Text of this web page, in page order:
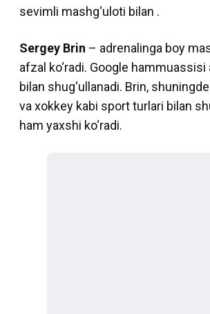
sevimli mashg‘uloti bilan .
Sergey Brin – adrenalinga boy
afzal ko‘radi. Google hammuassisi
bilan shug‘ullanadi. Brin,
va xokkey kabi sport turlari bilan
ham yaxshi ko‘radi.